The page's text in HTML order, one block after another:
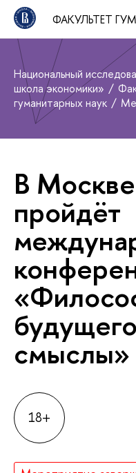
ФАКУЛЬТЕТ
Национальный
школа экономики»
гуманитарных наук
В
пройдёт
смыслы»
18+